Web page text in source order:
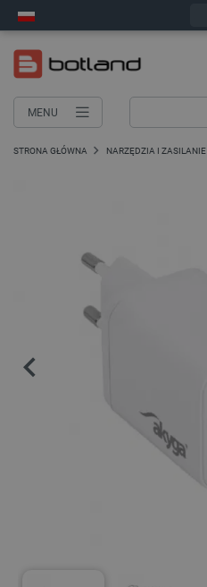
MENU
STRONA GŁÓWNA NARZĘDZIA I ZASILANIE